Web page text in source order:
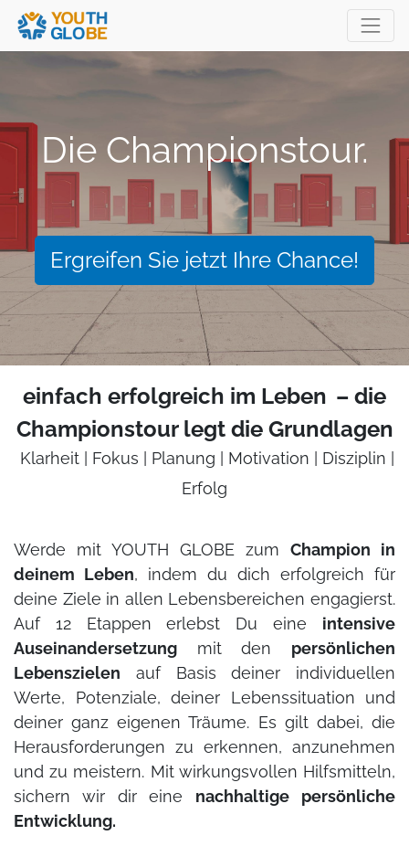
Die Championstour.
Ergreifen Sie jetzt Ihre Chance!
einfach erfolgreich im Leben – die
Championstour legt die Grundlagen
Klarheit | Fokus | Planung | Motivation | Disziplin |
Erfolg
Werde mit YOUTH GLOBE zum Champion in
deinem Leben, indem du dich erfolgreich für
deine Ziele in allen Lebensbereichen engagierst.
Auf 12 Etappen erlebst Du eine intensive
Auseinandersetzung mit den persönlichen
Lebenszielen auf Basis deiner individuellen
Werte, Potenziale, deiner Lebenssituation und
deiner ganz eigenen Träume. Es gilt dabei, die
Herausforderungen zu erkennen, anzunehmen
und zu meistern. Mit wirkungsvollen Hilfsmitteln,
sichern wir dir eine nachhaltige persönliche
Entwicklung.